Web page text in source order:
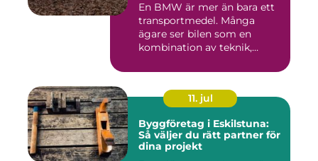
En BMW är mer än bara ett
transportmedel. Många
ägare ser bilen som en
kombination av teknik,
11. jul
Byggföretag i Eskilstuna:
Så väljer du rätt partner för
dina projekt